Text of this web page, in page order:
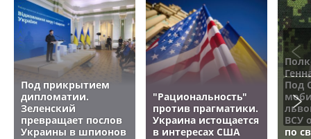
Под прикрытием
дипломатии.
Зеленский
превращает послов
Украины в шпионов
"Рациональность"
против прагматики.
Украина истощается
в интересах США
Под
ВСУ
по